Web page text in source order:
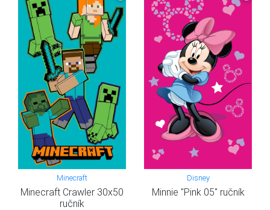
Minecraft
Minecraft Crawler 30x50
ručník
Disney
Minnie "Pink 05" ručník